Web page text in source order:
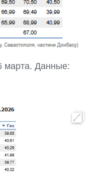
марта. Данные: